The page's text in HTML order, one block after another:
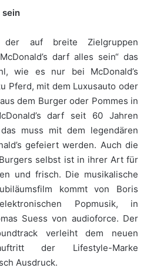
sein
der auf breite Zielgruppen
darf alles sein“ das
wie es nur bei McDonald’s
Pferd, mit dem Luxusauto oder
dem Burger oder Pommes in
darf seit 60 Jahren
muss mit dem legendären
gefeiert werden. Auch die
selbst ist in ihrer Art für
und frisch. Die musikalische
kommt von Boris
Popmusik, in
Suess von audioforce. Der
verleiht dem neuen
der Lifestyle-Marke
Ausdruck.